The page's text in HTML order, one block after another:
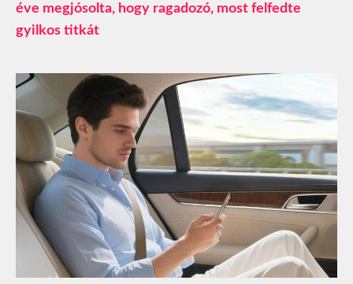
éve megjósolta, hogy ragadozó, most felfedte
gyilkos titkát